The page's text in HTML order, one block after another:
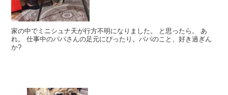
家の中でミニシュナ天が行方不明になりました。 と思ったら。 あ
れ。 仕事中のパパさんの足元にぴったり。パパのこと、好き過ぎん
か?